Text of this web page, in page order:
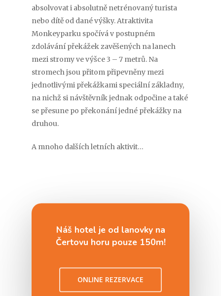
absolvovat i absolutně netrénovaný turista
nebo dítě od dané výšky. Atraktivita
Monkeyparku spočívá v postupném
zdolávání překážek zavěšených na lanech
mezi stromy ve výšce 3 – 7 metrů. Na
stromech jsou přitom připevněny mezi
jednotlivými překážkami speciální základny,
na nichž si návštěvník jednak odpočine a také
se přesune po překonání jedné překážky na
druhou.
A mnoho dalších letních aktivit…
Náš hotel je od lanovky na
Čertovu horu pouze 150m!
ONLINE REZERVACE